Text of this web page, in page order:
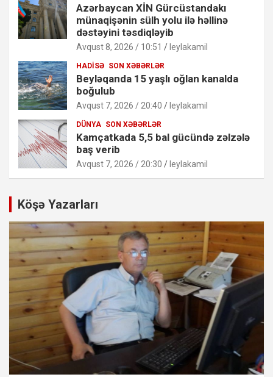
Azərbaycan XİN Gürcüstandakı
münaqişənin sülh yolu ilə həllinə
dəstəyini təsdiqləyib
Avqust 8, 2026 / 10:51 leylakamil
HADISƏ SON XƏBƏRLƏR
Beyləqanda 15 yaşlı oğlan kanalda
boğulub
Avqust 7, 2026 / 20:40 leylakamil
DÜNYA SON XƏBƏRLƏR
Kamçatkada 5,5 bal gücündə zəlzələ
baş verib
Avqust 7, 2026 / 20:30 leylakamil
Köşə Yazarları